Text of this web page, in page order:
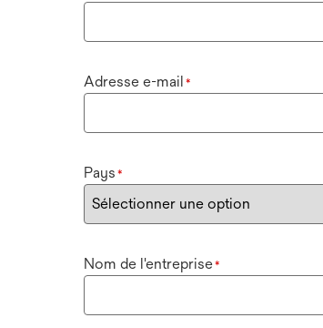
Adresse e-mail *
Pays *
Nom de l'entreprise*